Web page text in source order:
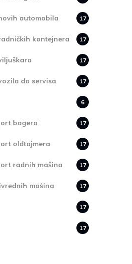
automobila 17
kontejnera 17
17
do servisa 17
6
bagera 17
oldtajmera 17
radnih mašina 17
mašina 17
17
17